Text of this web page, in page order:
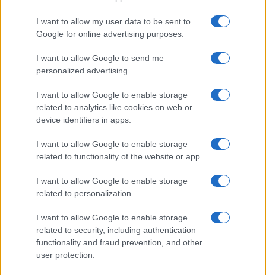
I want to allow my user data to be sent to
Google for online advertising purposes.
I want to allow Google to send me
personalized advertising.
I want to allow Google to enable storage
related to analytics like cookies on web or
device identifiers in apps.
I want to allow Google to enable storage
related to functionality of the website or app.
I want to allow Google to enable storage
related to personalization.
I want to allow Google to enable storage
related to security, including authentication
functionality and fraud prevention, and other
user protection.
Προηγούμενο άρθρο
Βραβείο Turnaround Business
για την Hyundai Ελλάς
Φιλοδοξία της Engie να ηγηθεί
στη μετάβαση σε μηδενικές
ΠΑΡΟΜΟΙΑ ΑΡΘΡΑ
ΠΕΡΙΣΣΟΤΕΡΑ ΑΠΟ ΤΟΝ ΔΗΜΙΟΥΡΓΟ